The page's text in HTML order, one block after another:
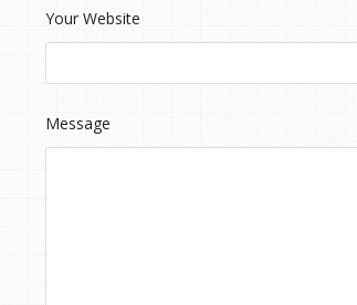
Your Website
Message